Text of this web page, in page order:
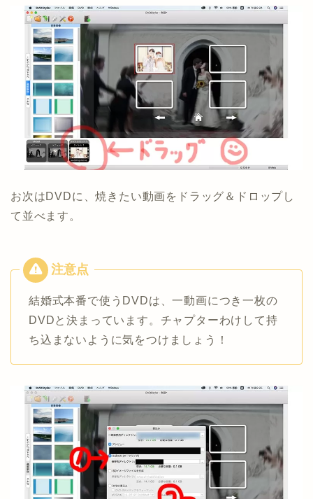
お次はDVDに、焼きたい動画をドラッグ＆ドロップし
て並べます。
結婚式本番で使うDVDは、一動画につき一枚の
DVDと決まっています。チャプターわけして持
ち込まないように気をつけましょう！